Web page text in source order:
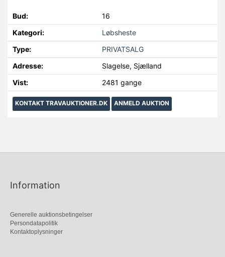
Bud:
16
Kategori:
Løbsheste
Type:
PRIVATSALG
Adresse:
Slagelse, Sjælland
Vist:
2481 gange
KONTAKT TRAVAUKTIONER.DK ANMELD AUKTION
Information
Generelle auktionsbetingelser
Persondatapolitik
Kontaktoplysninger